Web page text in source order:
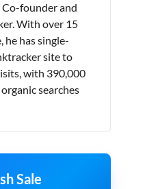
Co-founder and
With over 15
he has single-
site to
with 390,000
searches
Sale